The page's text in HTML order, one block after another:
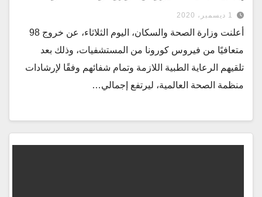
1 ديسمبر، 2020
أعلنت وزارة الصحة والسكان، اليوم الثلاثاء، عن خروج 98
متعافيًا من فيروس كورونا من المستشفيات، وذلك بعد
تلقيهم الرعاية الطبية اللازمة وتمام شفائهم وفقًا لإرشادات
منظمة الصحة العالمية، ليرتفع إجمالي…